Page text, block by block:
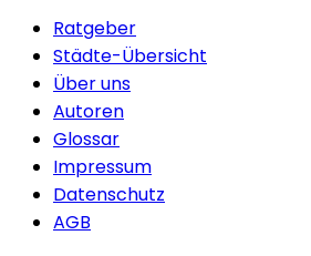
Ratgeber
Städte-Übersicht
Über uns
Autoren
Glossar
Impressum
Datenschutz
AGB